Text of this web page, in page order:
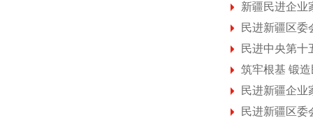
新疆民进企业
民进新疆区委
民进中央第十
筑牢根基 锻
民进新疆企业
民进新疆区委